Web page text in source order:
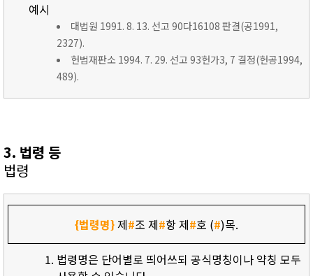
예시
대법원 1991. 8. 13. 선고 90다16108 판결(공1991,
2327).
헌법재판소 1994. 7. 29. 선고 93헌가3, 7 결정(헌공1994,
489).
3. 법령 등
법령
{법령명}제#조 제#항 제#호 (#)목.
법령명은 단어별로 띄어쓰되 공식명칭이나 약칭 모두